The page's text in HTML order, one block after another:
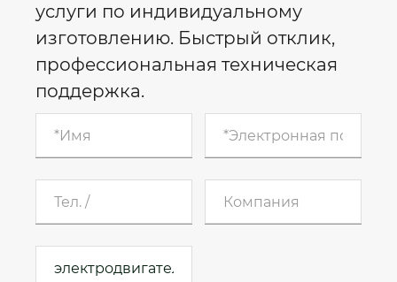
услуги по индивидуальному
изготовлению. Быстрый отклик,
профессиональная техническая
поддержка.